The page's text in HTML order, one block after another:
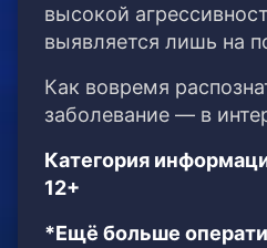
высокой
выявляется лишь на
Как вовремя
заболевание — в
Категория
12+
*Ещё больше